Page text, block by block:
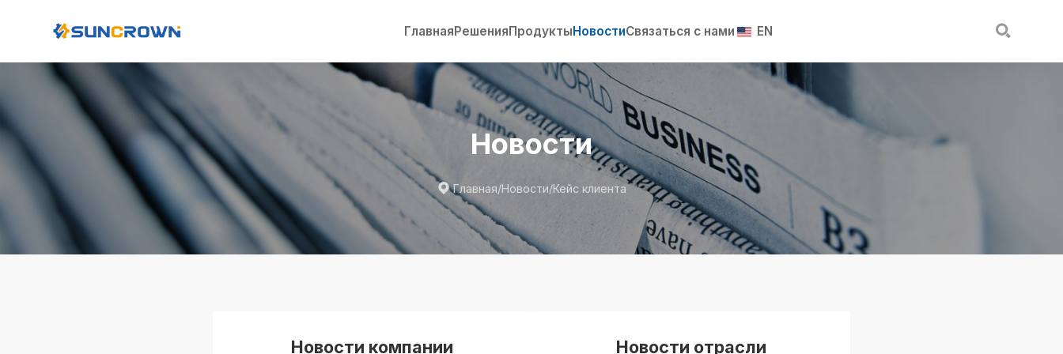
ГлавнаяРешенияПродуктыНовостиСвязаться с нами EN 
Новости
 Главная/Новости/Кейс клиента
Новости компании Новости отрасли